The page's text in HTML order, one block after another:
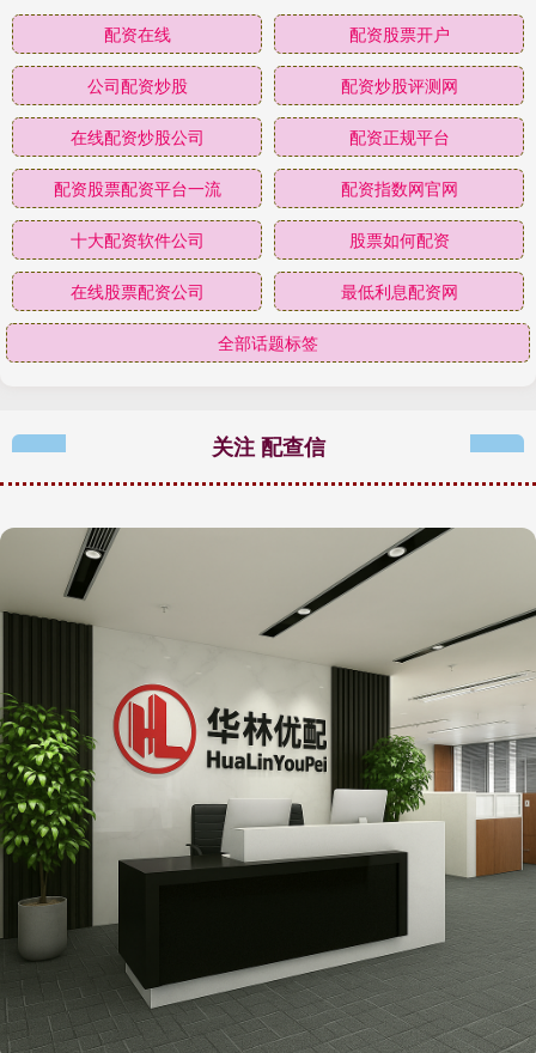
配资在线 配资股票开户
公司配资炒股 配资炒股评测网
在线配资炒股公司 配资正规平台
配资股票配资平台一流 配资指数网官网
十大配资软件公司 股票如何配资
在线股票配资公司 最低利息配资网
全部话题标签
关注 配查信